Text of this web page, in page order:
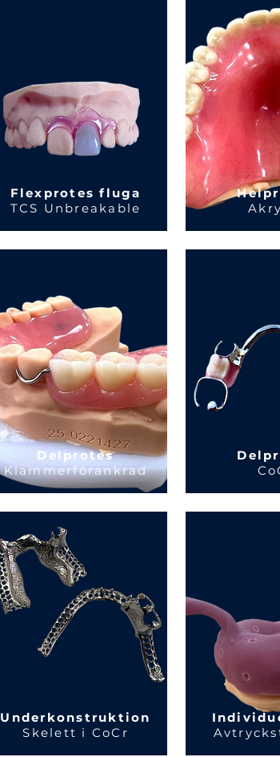
Flexprotes fluga
TCS Unbreakable
Delprotes
Klammerförankrad
Underkonstruktion
Skelett i CoCr